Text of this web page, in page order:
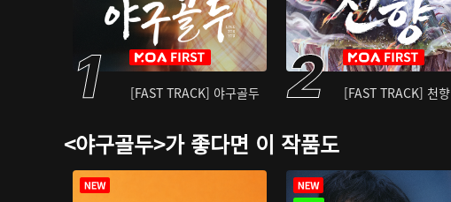
[FAST TRACK] 야구골두 [FAST TRACK] 천향
<야구골두>가 좋다면 이 작품도